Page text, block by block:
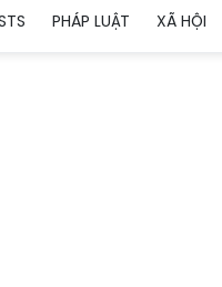
PHÁP LUẬT XÃ HỘI